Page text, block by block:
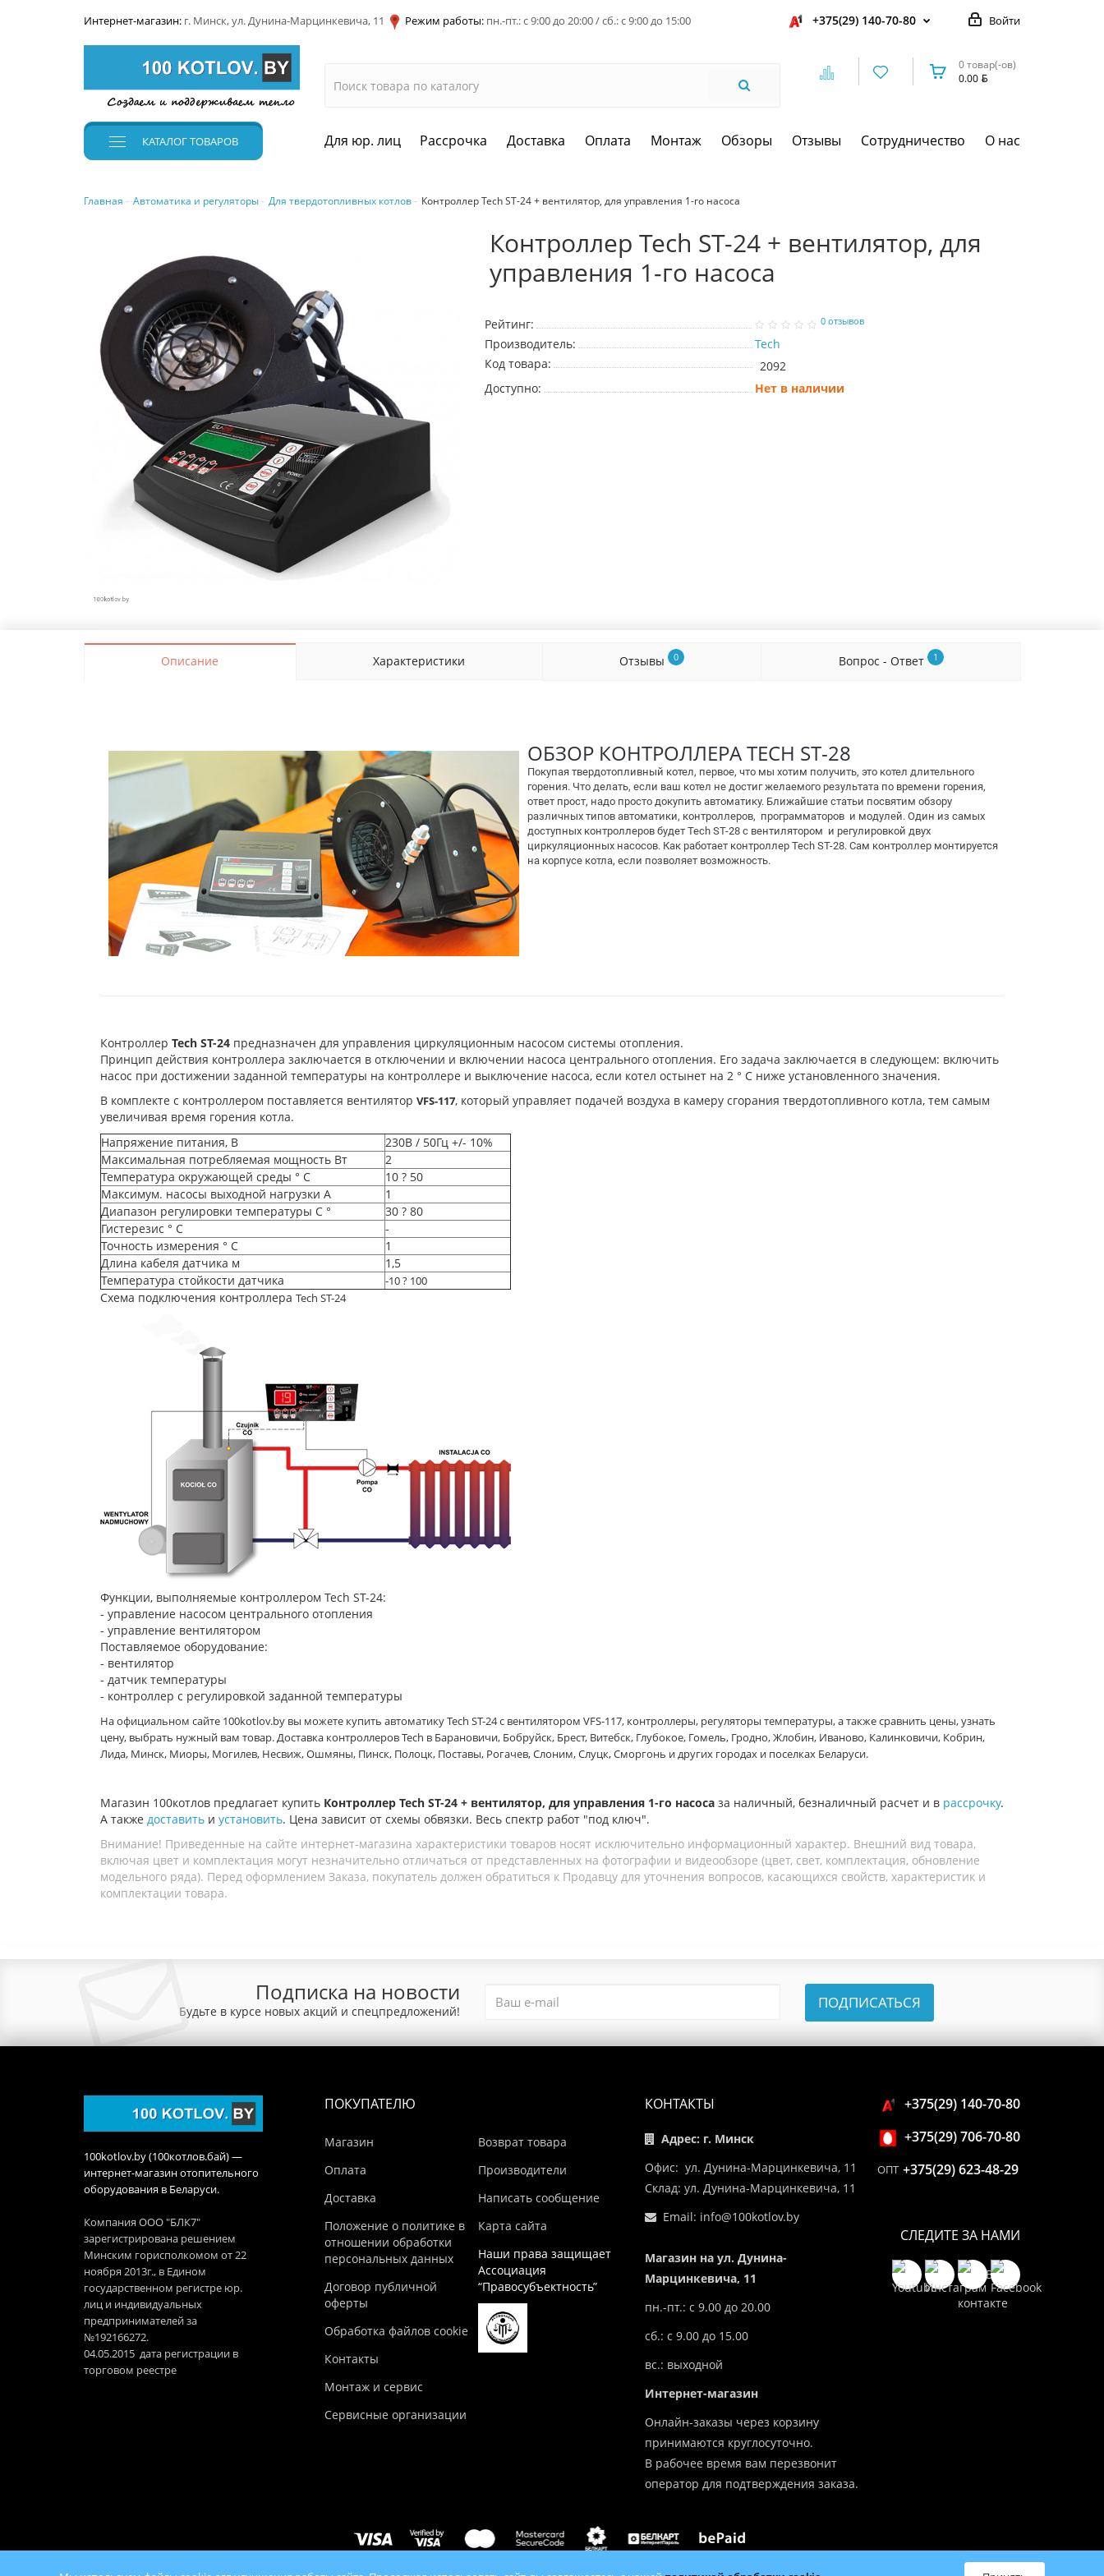
Интернет-магазин: г. Минск, ул. Дунина-Марцинкевича, 11 Режим работы: пн.-пт.: с 9:00 до 20:00 / сб.: с 9:00 до 15:00 Войти
+375(29) 140-70-80
0 товар(-ов)
0.00
КАТАЛОГТОВАРОВ Для юр. лиц Рассрочка Доставка Оплата Монтаж Обзоры Отзывы Сотрудничество О нас
Главная Автоматика и регуляторы Для твердотопливных котлов Контроллер Tech ST-24 + вентилятор, для управления 1-го насоса
Контроллер Tech ST-24 + вентилятор, для
управления 1-го насоса
Рейтинг: 0 отзывов
Производитель:
Tech
Код товара:
2092
Доступно:
Нет в наличии
Описание Характеристики Отзывы 0 Вопрос - Ответ 1
ОБЗОР КОНТРОЛЛЕРА TECH ST-28
Покупая твердотопливный котел, первое, что мы хотим получить, это котел длительного
горения. Что делать, если ваш котел не достиг желаемого результата по времени горения,
ответ прост, надо просто докупить автоматику. Ближайшие статьи посвятим обзору
различных типов автоматики, контроллеров, программаторов и модулей. Один из самых
доступных контроллеров будет Tech ST-28 с вентилятором и регулировкой двух
циркуляционных насосов. Как работает контроллер Tech ST-28. Сам контроллер монтируется
на корпусе котла, если позволяет возможность.
Контроллер Tech ST-24 предназначен для управления циркуляционным насосом системы отопления.
Принцип действия контроллера заключается в отключении и включении насоса центрального отопления. Его задача заключается в следующем: включить
насос при достижении заданной температуры на контроллере и выключение насоса, если котел остынет на 2 ° C ниже установленного значения.
В комплекте с контроллером поставляется вентилятор VFS-117, который управляет подачей воздуха в камеру сгорания твердотопливного котла, тем самым
увеличивая время горения котла.
Напряжение питания, В
230В / 50Гц +/- 10%
Максимальная потребляемая мощность Вт
2
Температура окружающей среды ° C
10 ? 50
Максимум. насосы выходной нагрузки A
1
Диапазон регулировки температуры C °
30 ? 80
Гистерезис ° C
-
Точность измерения ° C
1
Длина кабеля датчика м
1,5
Температура стойкости датчика
-10 ? 100
Схема подключения контроллера Tech ST-24
Функции, выполняемые контроллером Tech ST-24:
- управление насосом центрального отопления
- управление вентилятором
Поставляемое оборудование:
- вентилятор
- датчик температуры
- контроллер с регулировкой заданной температуры
На официальном сайте 100kotlov.by вы можете купить автоматикуTech ST-24 с вентилятором VFS-117, контроллеры, регуляторы температуры, а также сравнить цены, узнать
цену, выбрать нужный вам товар. Доставка контроллеров Tech в Барановичи, Бобруйск, Брест, Витебск, Глубокое, Гомель, Гродно, Жлобин, Иваново, Калинковичи, Кобрин,
Лида, Минск, Миоры, Могилев, Несвиж, Ошмяны, Пинск, Полоцк, Поставы, Рогачев, Слоним, Слуцк, Сморгонь и других городах и поселках Беларуси.
Магазин 100котлов предлагает купить Контроллер Tech ST-24 + вентилятор, для управления 1-го насоса за наличный, безналичный расчет и в рассрочку.
А также доставить и установить. Цена зависит от схемы обвязки. Весь спектр работ "под ключ".
Внимание! Приведенные на сайте интернет-магазина характеристики товаров носят исключительно информационный характер. Внешний вид товара,
включая цвет и комплектация могут незначительно отличаться от представленных на фотографии и видеообзоре (цвет, свет, комплектация, обновление
модельного ряда). Перед оформлением Заказа, покупатель должен обратиться к Продавцу для уточнения вопросов, касающихся свойств, характеристик и
комплектации товара.
Подписка на новости
Будьте в курсе новых акций и спецпредложений! ПОДПИСАТЬСЯ
100kotlov.by (100котлов.бай) —
интернет-магазин отопительного
оборудования в Беларуси.
Компания ООО "БЛК7"
зарегистрирована решением
Минским горисполкомом от 22
ноября 2013г., в Едином
государственном регистре юр.
лиц и индивидуальных
предпринимателей за
№192166272.
04.05.2015 дата регистрации в
торговом реестре
ПОКУПАТЕЛЮ
Магазин
Оплата
Доставка
Положение о политике в
отношении обработки
персональных данных
Договор публичной
оферты
Обработка файлов cookie
Контакты
Монтаж и сервис
Сервисные организации
Возврат товара
Производители
Написать сообщение
Карта сайта
Наши права защищает
Ассоциация
“Правосубъектность”
КОНТАКТЫ
Адрес: г. Минск
Офис: ул. Дунина-Марцинкевича, 11
Склад: ул. Дунина-Марцинкевича, 11
Email: info@100kotlov.by
Магазин на ул. Дунина-
Марцинкевича, 11
пн.-пт.: с 9.00 до 20.00
сб.: с 9.00 до 15.00
вс.: выходной
Интернет-магазин
Онлайн-заказы через корзину
принимаются круглосуточно.
В рабочее время вам перезвонит
оператор для подтверждения заказа.
+375(29) 140-70-80
+375(29) 706-70-80
ОПТ +375(29) 623-48-29
СЛЕДИТЕ ЗА НАМИ